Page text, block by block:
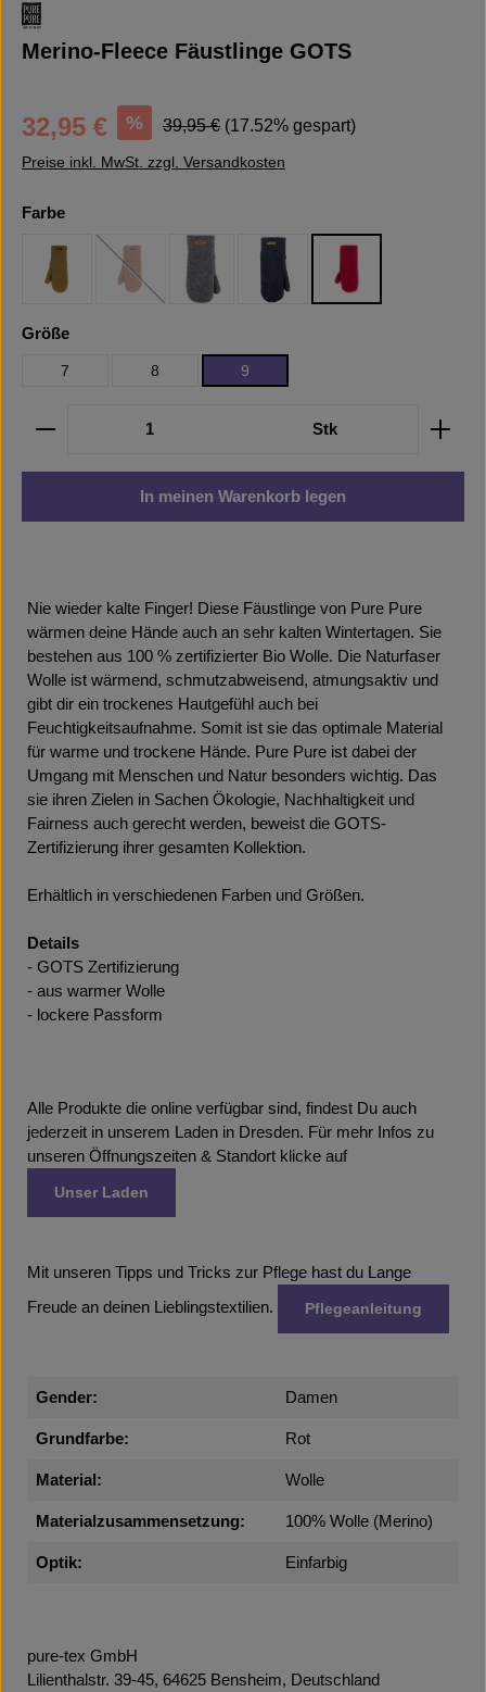
Merino-Fleece Fäustlinge GOTS
Verkaufspreis:
32,95 € % Regulärer Preis:
39,95 € (17.52% gespart)
Preise inkl. MwSt. zzgl. Versandkosten
Farbeauswählen
Mocha
(Diese Option ist zurzeit nicht verfügbar.)
Schiefer Marine
Größeauswählen
7 8 9
Produkt Anzahl: Gib den gewünschten Wert ein
Stk
In meinen Warenkorb legen
Nie wieder kalte Finger! Diese Fäustlinge von Pure Pure
wärmen deine Hände auch an sehr kalten Wintertagen. Sie
bestehen aus 100 % zertifizierter Bio Wolle. Die Naturfaser
Wolle ist wärmend, schmutzabweisend, atmungsaktiv und
gibt dir ein trockenes Hautgefühl auch bei
Feuchtigkeitsaufnahme. Somit ist sie das optimale Material
für warme und trockene Hände. Pure Pure ist dabei der
Umgang mit Menschen und Natur besonders wichtig. Das
sie ihren Zielen in Sachen Ökologie, Nachhaltigkeit und
Fairness auch gerecht werden, beweist die GOTS-
Zertifizierung ihrer gesamten Kollektion.
Erhältlich in verschiedenen Farben und Größen.
Details
- GOTS Zertifizierung
- aus warmer Wolle
- lockere Passform
Alle Produkte die online verfügbar sind, findest Du auch
jederzeit in unserem Laden in Dresden. Für mehr Infos zu
unseren Öffnungszeiten & Standort klicke auf
Unser Laden
Mit unseren Tipps und Tricks zur Pflege hast du Lange
Freude an deinen Lieblingstextilien. Pflegeanleitung
Gender: Damen
Grundfarbe: Rot
Material: Wolle
Materialzusammensetzung: 100% Wolle (Merino)
Optik: Einfarbig
pure-tex GmbH
Lilienthalstr. 39-45, 64625 Bensheim, Deutschland